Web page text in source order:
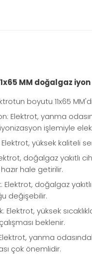
MM doğalgaz
boyutu 11x65
Elektrot, yanma
işlemiyle
yüksek kaliteli
doğalgaz yakıtlı
hale getirilir.
Elektrot, doğalgaz
değişebilir.
Elektrot, yüksek
beklenir.
yanma
çok önemlidir.